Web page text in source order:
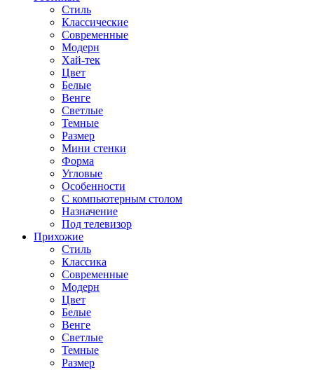
Стиль
Классические
Современные
Модерн
Хай-тек
Цвет
Белые
Венге
Светлые
Темные
Размер
Мини стенки
Форма
Угловые
Особенности
С компьютерным столом
Назначение
Под телевизор
Прихожие
Стиль
Классика
Современные
Модерн
Цвет
Белые
Венге
Светлые
Темные
Размер